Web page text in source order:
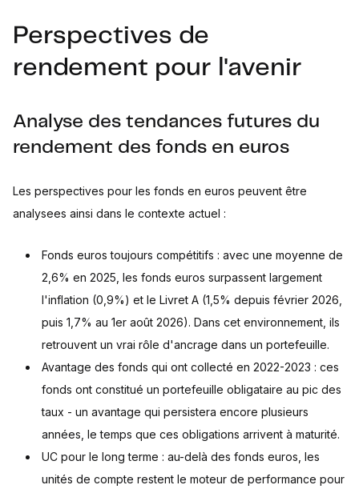
Perspectives de
rendement pour l'avenir
Analyse des tendances futures du
rendement des fonds en euros
Les perspectives pour les fonds en euros peuvent être
analysees ainsi dans le contexte actuel :
Fonds euros toujours compétitifs : avec une moyenne de
2,6% en 2025, les fonds euros surpassent largement
l'inflation (0,9%) et le Livret A (1,5% depuis février 2026,
puis 1,7% au 1er août 2026). Dans cet environnement, ils
retrouvent un vrai rôle d'ancrage dans un portefeuille.
Avantage des fonds qui ont collecté en 2022-2023 : ces
fonds ont constitué un portefeuille obligataire au pic des
taux - un avantage qui persistera encore plusieurs
années, le temps que ces obligations arrivent à maturité.
UC pour le long terme : au-delà des fonds euros, les
unités de compte restent le moteur de performance pour